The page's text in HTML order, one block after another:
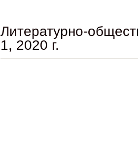
Литературно-
1, 2020 г.